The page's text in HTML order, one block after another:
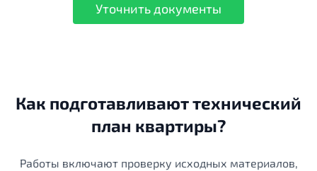
Уточнить документы
Как подготавливают технический
план квартиры?
Работы включают проверку исходных материалов,